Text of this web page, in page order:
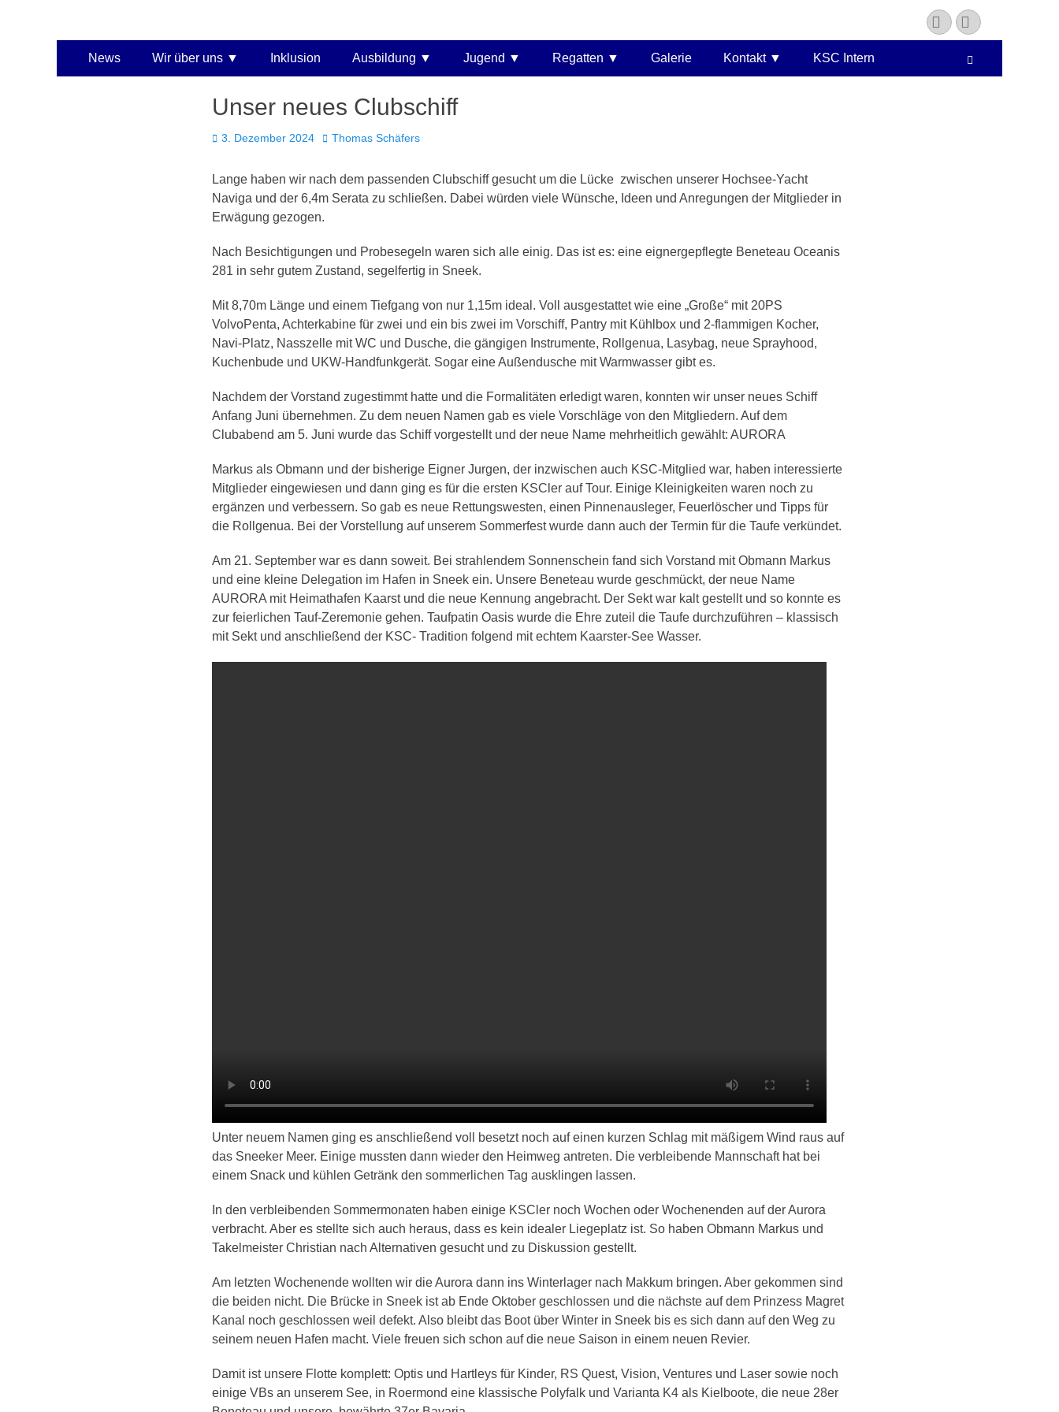
YouTubeInstagram
Primäres
Menü
News Wir über uns Inklusion Ausbildung Jugend Regatten Galerie Kontakt KSC Intern
Unser neues Clubschiff
Veröffentlicht
3. Dezember 2024 Autor
Thomas Schäfers
Lange haben wir nach dem passenden Clubschiff gesucht um die Lücke zwischen unserer Hochsee-Yacht
Naviga und der 6,4m Serata zu schließen. Dabei würden viele Wünsche, Ideen und Anregungen der Mitglieder in
Erwägung gezogen.
Nach Besichtigungen und Probesegeln waren sich alle einig. Das ist es: eine eignergepflegte Beneteau Oceanis
281 in sehr gutem Zustand, segelfertig in Sneek.
Mit 8,70m Länge und einem Tiefgang von nur 1,15m ideal. Voll ausgestattet wie eine „Große“ mit 20PS
VolvoPenta, Achterkabine für zwei und ein bis zwei im Vorschiff, Pantry mit Kühlbox und 2-flammigen Kocher,
Navi-Platz, Nasszelle mit WC und Dusche, die gängigen Instrumente, Rollgenua, Lasybag, neue Sprayhood,
Kuchenbude und UKW-Handfunkgerät. Sogar eine Außendusche mit Warmwasser gibt es.
Nachdem der Vorstand zugestimmt hatte und die Formalitäten erledigt waren, konnten wir unser neues Schiff
Anfang Juni übernehmen. Zu dem neuen Namen gab es viele Vorschläge von den Mitgliedern. Auf dem
Clubabend am 5. Juni wurde das Schiff vorgestellt und der neue Name mehrheitlich gewählt: AURORA
Markus als Obmann und der bisherige Eigner Jurgen, der inzwischen auch KSC-Mitglied war, haben interessierte
Mitglieder eingewiesen und dann ging es für die ersten KSCler auf Tour. Einige Kleinigkeiten waren noch zu
ergänzen und verbessern. So gab es neue Rettungswesten, einen Pinnenausleger, Feuerlöscher und Tipps für
die Rollgenua. Bei der Vorstellung auf unserem Sommerfest wurde dann auch der Termin für die Taufe verkündet.
Am 21. September war es dann soweit. Bei strahlendem Sonnenschein fand sich Vorstand mit Obmann Markus
und eine kleine Delegation im Hafen in Sneek ein. Unsere Beneteau wurde geschmückt, der neue Name
AURORA mit Heimathafen Kaarst und die neue Kennung angebracht. Der Sekt war kalt gestellt und so konnte es
zur feierlichen Tauf-Zeremonie gehen. Taufpatin Oasis wurde die Ehre zuteil die Taufe durchzuführen – klassisch
mit Sekt und anschließend der KSC- Tradition folgend mit echtem Kaarster-See Wasser.
Unter neuem Namen ging es anschließend voll besetzt noch auf einen kurzen Schlag mit mäßigem Wind raus auf
das Sneeker Meer. Einige mussten dann wieder den Heimweg antreten. Die verbleibende Mannschaft hat bei
einem Snack und kühlen Getränk den sommerlichen Tag ausklingen lassen.
In den verbleibenden Sommermonaten haben einige KSCler noch Wochen oder Wochenenden auf der Aurora
verbracht. Aber es stellte sich auch heraus, dass es kein idealer Liegeplatz ist. So haben Obmann Markus und
Takelmeister Christian nach Alternativen gesucht und zu Diskussion gestellt.
Am letzten Wochenende wollten wir die Aurora dann ins Winterlager nach Makkum bringen. Aber gekommen sind
die beiden nicht. Die Brücke in Sneek ist ab Ende Oktober geschlossen und die nächste auf dem Prinzess Magret
Kanal noch geschlossen weil defekt. Also bleibt das Boot über Winter in Sneek bis es sich dann auf den Weg zu
seinem neuen Hafen macht. Viele freuen sich schon auf die neue Saison in einem neuen Revier.
Damit ist unsere Flotte komplett: Optis und Hartleys für Kinder, RS Quest, Vision, Ventures und Laser sowie noch
einige VBs an unserem See, in Roermond eine klassische Polyfalk und Varianta K4 als Kielboote, die neue 28er